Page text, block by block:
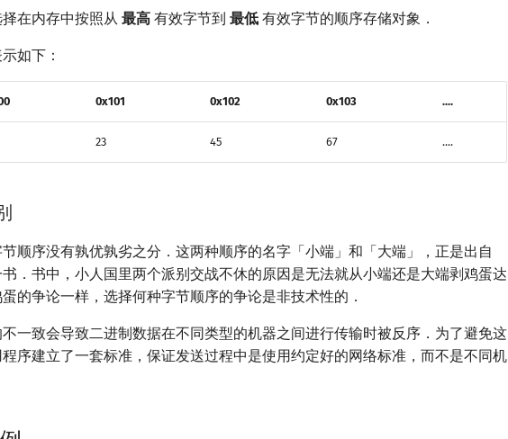
在内存中按照从 最高 有效字节到 最低 有效字节的顺序存储对象．
如下：
0x101 0x102 0x103 ....
23 45 67 ....
顺序没有孰优孰劣之分．这两种顺序的名字「小端」和「大端」，正是出自
书．书中，小人国里两个派别交战不休的原因是无法就从小端还是大端剥鸡蛋达
的争论一样，选择何种字节顺序的争论是非技术性的．
一致会导致二进制数据在不同类型的机器之间进行传输时被反序．为了避免这
序建立了一套标准，保证发送过程中是使用约定好的网络标准，而不是不同机